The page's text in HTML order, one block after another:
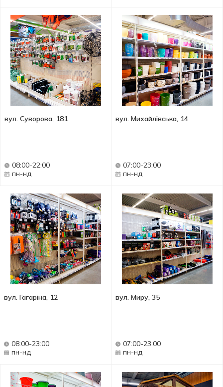
вул. Суворова, 181
08:00-22:00
пн-нд
вул. Михайлівська, 14
07:00-23:00
пн-нд
вул. Гагаріна, 12
08:00-23:00
пн-нд
вул. Миру, 35
07:00-23:00
пн-нд